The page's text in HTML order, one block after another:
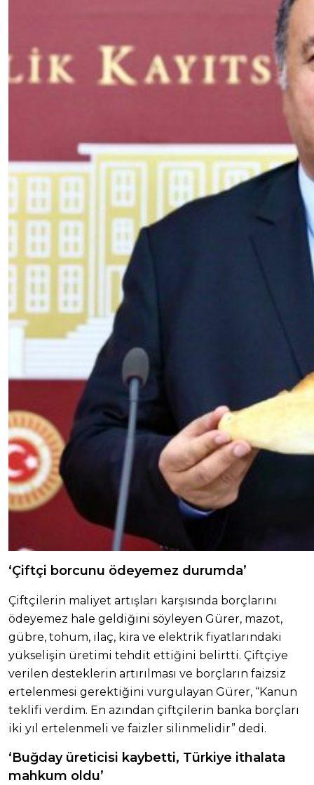
‘Çiftçi borcunu ödeyemez durumda’
Çiftçilerin maliyet artışları karşısında borçlarını
ödeyemez hale geldiğini söyleyen Gürer, mazot,
gübre, tohum, ilaç, kira ve elektrik fiyatlarındaki
yükselişin üretimi tehdit ettiğini belirtti. Çiftçiye
verilen desteklerin artırılması ve borçların faizsiz
ertelenmesi gerektiğini vurgulayan Gürer, “Kanun
teklifi verdim. En azından çiftçilerin banka borçları
iki yıl ertelenmeli ve faizler silinmelidir” dedi.
‘Buğday üreticisi kaybetti, Türkiye ithalata
mahkum oldu’